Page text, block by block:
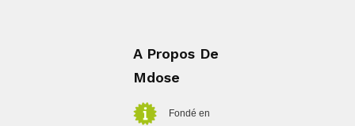
A Propos De
Mdose
Fondé en